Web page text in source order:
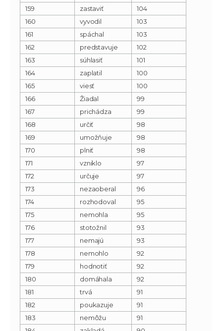
159
zastaviť
104
160
vyvodil
103
161
spáchal
103
162
predstavuje
102
163
súhlasiť
101
164
zaplatil
100
165
viesť
100
166
Žiadal
99
167
prichádza
99
168
určiť
98
169
umožňuje
98
170
plniť
98
171
vzniklo
97
172
určuje
97
173
nezaoberal
96
174
rozhodoval
95
175
nemohla
95
176
stotožnil
93
177
nemajú
93
178
nemohlo
92
179
hodnotiť
92
180
domáhala
92
181
trvá
91
182
poukazuje
91
183
nemôžu
91